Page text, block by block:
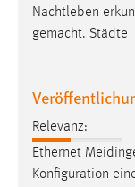
Nachtleben
gemacht. Städte
Relevanz:
Ethernet
Konfiguration